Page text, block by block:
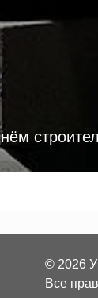
© 2026
Все